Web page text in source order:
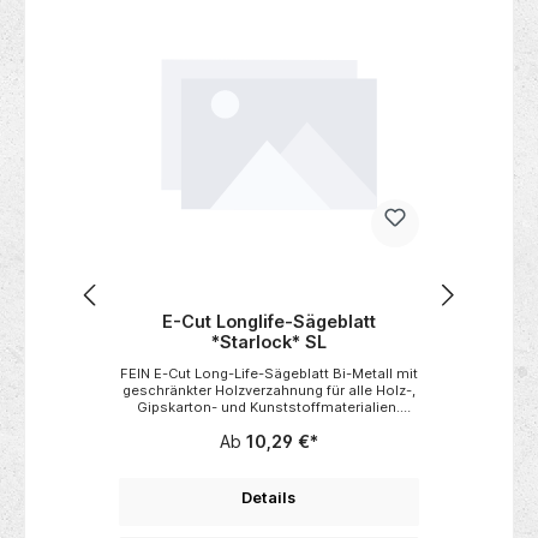
b>
E-Cut Longlife-Sägeblatt
*Starlock* SL
FEIN E-Cut Long-Life-Sägeblatt Bi-Metall mit
geschränkter Holzverzahnung für alle Holz-,
Gipskarton- und Kunststoffmaterialien.
Schnittqualität und guter Arbeitsfortschritt.
Mauerwerk etc.
Ab 10,29 €*
Details